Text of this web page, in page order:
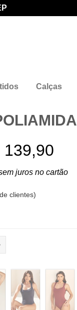
Calças
juros no cartão
clientes)